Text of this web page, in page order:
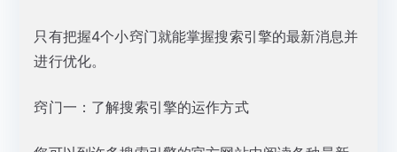
只有把握4个小窍门就能掌握搜索引擎的最新消息并
进行优化。
窍门一：了解搜索引擎的运作方式